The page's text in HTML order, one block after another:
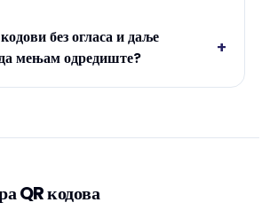
без огласа и даље
мењам одредиште?
+
QR кодова